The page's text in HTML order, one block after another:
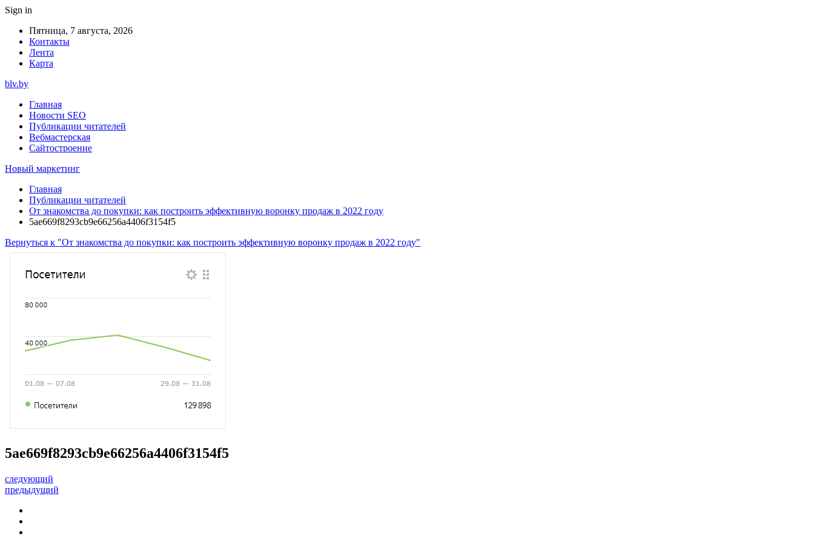
Sign in
Пятница, 7 августа, 2026
Контакты
Лента
Карта
blv.by
Главная
Новости SEO
Публикации читателей
Вебмастерская
Сайтостроение
Новый маркетинг
Главная
Публикации читателей
От знакомства до покупки: как построить эффективную воронку продаж в 2022 году
5ae669f8293cb9e66256a4406f3154f5
Вернуться к "От знакомства до покупки: как построить эффективную воронку продаж в 2022 году"
5ae669f8293cb9e66256a4406f3154f5
следующий
предыдущий